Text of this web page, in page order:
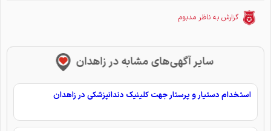
گزارش به ناظر مدبوم
سایر آگهی‌های مشابه در زاهدان
استخدام دستیار و پرستار جهت کلینیک دندانپزشکی در زاهدان